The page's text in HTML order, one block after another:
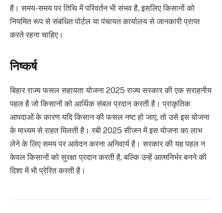
है। समय-समय पर तिथि में परिवर्तन भी संभव है, इसलिए किसानों को
नियमित रूप से संबंधित पोर्टल या पंचायत कार्यालय से जानकारी प्राप्त
करते रहना चाहिए।
निष्कर्ष
बिहार राज्य फसल सहायता योजना 2025 राज्य सरकार की एक सराहनीय
पहल है जो किसानों को आर्थिक संबल प्रदान करती है। प्राकृतिक
आपदाओं के कारण यदि किसान की फसल नष्ट हो जाए, तो उसे इस योजना
के माध्यम से राहत मिलती है। रबी 2025 सीजन में इस योजना का लाभ
लेने के लिए समय पर आवेदन करना अनिवार्य है। सरकार की यह पहल न
केवल किसानों को सुरक्षा प्रदान करती है, बल्कि उन्हें आत्मनिर्भर बनने की
दिशा में भी प्रेरित करती है।